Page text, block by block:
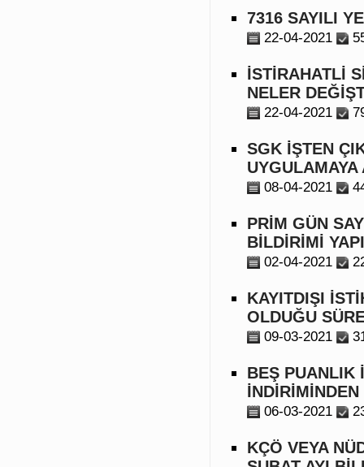
7316 SAYILI
22-04-2021
İSTİRAHATLİ
NELER
22-04-2021
SGK İŞTEN
UYGULAMAYA
08-04-2021
PRİM GÜN
BİLDİRİMİ
02-04-2021
KAYITDIŞI
OLDUĞU
09-03-2021
BEŞ PUANLIK
06-03-2021
KÇÖ VEYA